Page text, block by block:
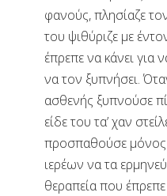
φανούς, πλησίαζε
του ψιθύριζε με
έπρεπε να κάνει για
να τον ξυπνήσει.
ασθενής ξυπνούσε
είδε του τα’ χαν
προσπαθούσε μόνος
ιερέων να τα
θεραπεία που